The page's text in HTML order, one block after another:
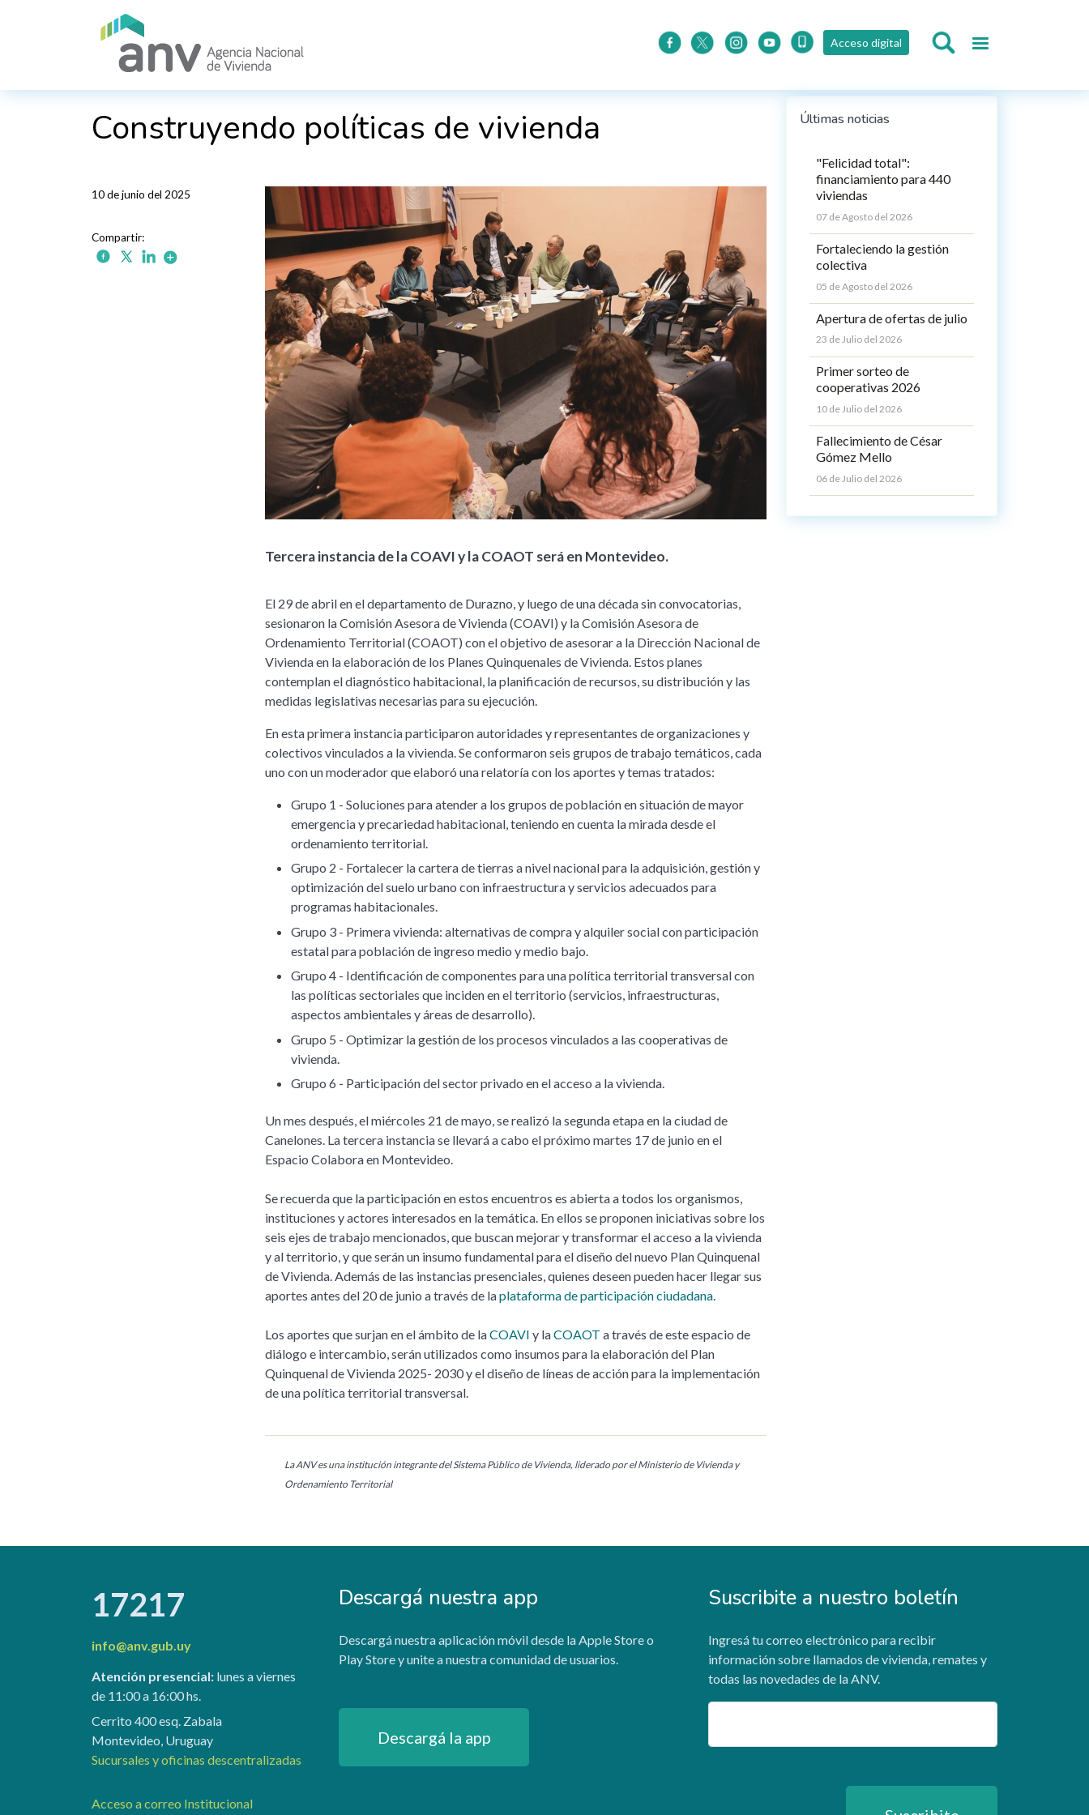
Acceso digital
Construyendo políticas de vivienda
10 de junio del 2025
Tercera instancia de la COAVI y la COAOT será en Montevideo.
El 29 de abril en el departamento de Durazno, y luego de una década sin convocatorias,
sesionaron la Comisión Asesora de Vivienda (COAVI) y la Comisión Asesora de
Ordenamiento Territorial (COAOT) con el objetivo de asesorar a la Dirección Nacional de
Vivienda en la elaboración de los Planes Quinquenales de Vivienda. Estos planes
contemplan el diagnóstico habitacional, la planificación de recursos, su distribución y las
medidas legislativas necesarias para su ejecución.
En esta primera instancia participaron autoridades y representantes de organizaciones y
colectivos vinculados a la vivienda. Se conformaron seis grupos de trabajo temáticos, cada
uno con un moderador que elaboró una relatoría con los aportes y temas tratados:
Grupo 1 - Soluciones para atender a los grupos de población en situación de mayor
emergencia y precariedad habitacional, teniendo en cuenta la mirada desde el
ordenamiento territorial.
Grupo 2 - Fortalecer la cartera de tierras a nivel nacional para la adquisición, gestión y
optimización del suelo urbano con infraestructura y servicios adecuados para
programas habitacionales.
Grupo 3 - Primera vivienda: alternativas de compra y alquiler social con participación
estatal para población de ingreso medio y medio bajo.
Grupo 4 - Identificación de componentes para una política territorial transversal con
las políticas sectoriales que inciden en el territorio (servicios, infraestructuras,
aspectos ambientales y áreas de desarrollo).
Grupo 5 - Optimizar la gestión de los procesos vinculados a las cooperativas de
vivienda.
Grupo 6 - Participación del sector privado en el acceso a la vivienda.
Un mes después, el miércoles 21 de mayo, se realizó la segunda etapa en la ciudad de
Canelones. La tercera instancia se llevará a cabo el próximo martes 17 de junio en el
Espacio Colabora en Montevideo.
Se recuerda que la participación en estos encuentros es abierta a todos los organismos,
instituciones y actores interesados en la temática. En ellos se proponen iniciativas sobre los
seis ejes de trabajo mencionados, que buscan mejorar y transformar el acceso a la vivienda
y al territorio, y que serán un insumo fundamental para el diseño del nuevo Plan Quinquenal
de Vivienda. Además de las instancias presenciales, quienes deseen pueden hacer llegar sus
aportes antes del 20 de junio a través de laplataforma de participación ciudadana.
Los aportes que surjan en el ámbito de laCOAVI y laCOAOT a través de este espacio de
diálogo e intercambio, serán utilizados como insumos para la elaboración del Plan
Quinquenal de Vivienda 2025- 2030 y el diseño de líneas de acción para la implementación
de una política territorial transversal.
La ANV es una institución integrante del Sistema Público de Vivienda, liderado por el Ministerio de Vivienda y
Ordenamiento Territorial
Últimas noticias
"Felicidad total":
financiamiento para 440
viviendas
07 de Agosto del 2026
Fortaleciendo la gestión
colectiva
05 de Agosto del 2026
Apertura de ofertas de julio
23 de Julio del 2026
Primer sorteo de
cooperativas 2026
10 de Julio del 2026
Fallecimiento de César
Gómez Mello
06 de Julio del 2026
17217
info@anv.gub.uy
Atención presencial:lunes a viernes
de 11:00 a 16:00 hs.
Cerrito 400 esq. Zabala
Montevideo, Uruguay
Sucursales y oficinas descentralizadas
Acceso a correo Institucional
Descargá nuestra app
Descargá nuestra aplicación móvil desde la Apple Store o
Play Store y unite a nuestra comunidad de usuarios.
Descargá la app
Suscribite a nuestro boletín
Ingresá tu correo electrónico para recibir
información sobre llamados de vivienda, remates y
todas las novedades de la ANV.
Email